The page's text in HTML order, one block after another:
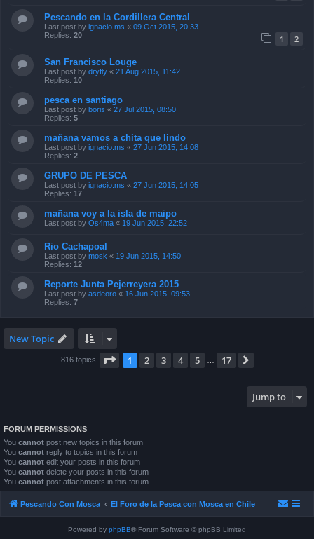
Pescando en la Cordillera Central
Last post by ignacio.ms « 09 Oct 2015, 20:33
Replies: 20 1 2
San Francisco Louge
Last post by dryfly « 21 Aug 2015, 11:42
Replies: 10
pesca en santiago
Last post by boris « 27 Jul 2015, 08:50
Replies: 5
mañana vamos a chita que lindo
Last post by ignacio.ms « 27 Jun 2015, 14:08
Replies: 2
GRUPO DE PESCA
Last post by ignacio.ms « 27 Jun 2015, 14:05
Replies: 17
mañana voy a la isla de maipo
Last post by Os4ma « 19 Jun 2015, 22:52
Rio Cachapoal
Last post by mosk « 19 Jun 2015, 14:50
Replies: 12
Reporte Junta Pejerreyera 2015
Last post by asdeoro « 16 Jun 2015, 09:53
Replies: 7
New Topic
816 topics Page 1of 17
1 2 3 4 5 17
Jump to
FORUM PERMISSIONS
You cannot post new topics in this forum
You cannot reply to topics in this forum
You cannot edit your posts in this forum
You cannot delete your posts in this forum
You cannot post attachments in this forum
Pescando Con Mosca El Foro de la Pesca con Mosca en Chile
Powered by phpBB® Forum Software © phpBB Limited